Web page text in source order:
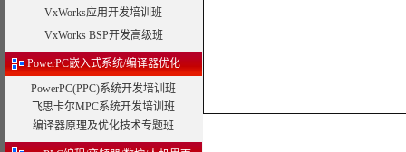
VxWorks应用开发培训班
VxWorks BSP开发高级班
PowerPC嵌入式系统/编译器优化
PowerPC(PPC)系统开发培训班
飞思卡尔MPC系统开发培训班
编译器原理及优化技术专题班